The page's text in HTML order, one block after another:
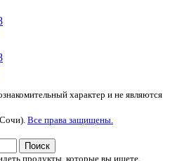
характер и не являются
Все права защищены.
Поиск
продукты, которые вы ищете.